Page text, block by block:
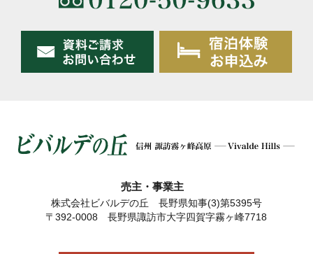
売主・事業主
株式会社ビバルデの丘 長野県知事(3)第5395号
〒392-0008 長野県諏訪市大字四賀字霧ヶ峰7718